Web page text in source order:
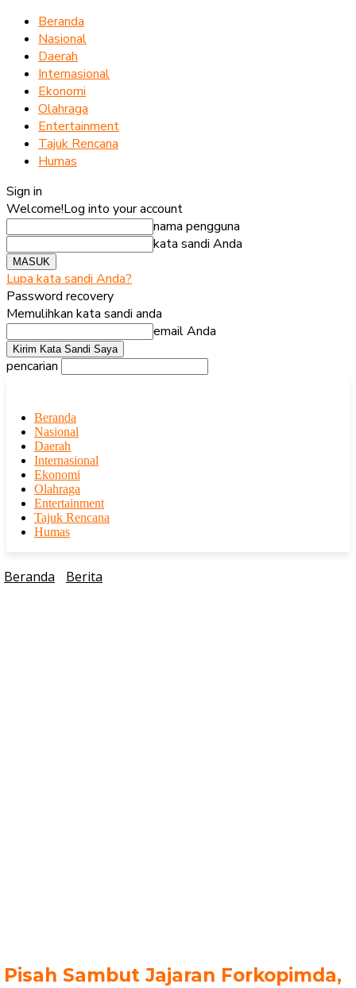
Beranda
Nasional
Daerah
Internasional
Ekonomi
Olahraga
Entertainment
Tajuk Rencana
Humas
Sign in
Welcome!Log into your account
nama pengguna
kata sandi Anda
Lupa kata sandi Anda?
Password recovery
Memulihkan kata sandi anda
email Anda
pencarian
Beranda
Nasional
Daerah
Internasional
Ekonomi
Olahraga
Entertainment
Tajuk Rencana
Humas
Beranda Berita
Pisah Sambut Jajaran Forkopimda,